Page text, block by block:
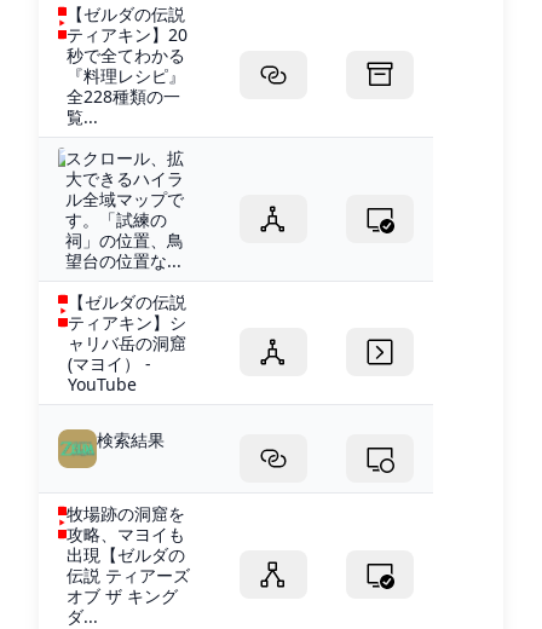
【ゼルダの伝説
ティアキン】20
秒で全てわかる
『料理レシピ』
全228種類の一
覧...
スクロール、拡
大できるハイラ
ル全域マップで
す。「試練の
祠」の位置、鳥
望台の位置な...
【ゼルダの伝説
ティアキン】シ
ャリバ岳の洞窟
(マヨイ） -
YouTube
検索結果
牧場跡の洞窟を
攻略、マヨイも
出現【ゼルダの
伝説 ティアーズ
オブ ザ キング
ダ...